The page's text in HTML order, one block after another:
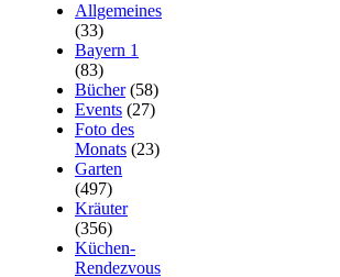
Allgemeines
(33)
Bayern 1
(83)
Bücher(58)
Events (27)
Foto des
Monats (23)
Garten
(497)
Kräuter
(356)
Küchen-
Rendezvous